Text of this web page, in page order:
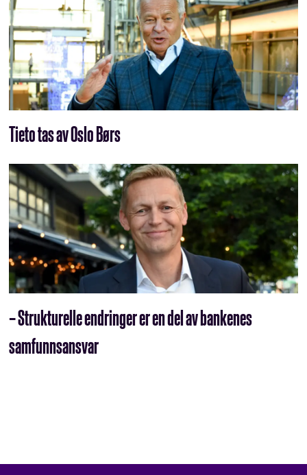
Tieto tas av Oslo Børs
– Strukturelle endringer er en del av bankenes
samfunnsansvar